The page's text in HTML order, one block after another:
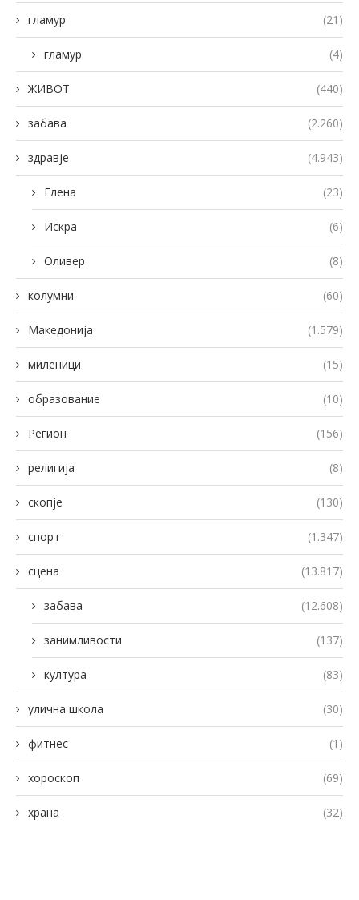
гламур (21)
гламур (4)
ЖИВОТ (440)
забава (2.260)
здравје (4.943)
Елена (23)
Искра (6)
Оливер (8)
колумни (60)
Македонија (1.579)
миленици (15)
образование (10)
Регион (156)
религија (8)
скопје (130)
спорт (1.347)
сцена (13.817)
забава (12.608)
занимливости (137)
култура (83)
улична школа (30)
фитнес (1)
хороскоп (69)
храна (32)